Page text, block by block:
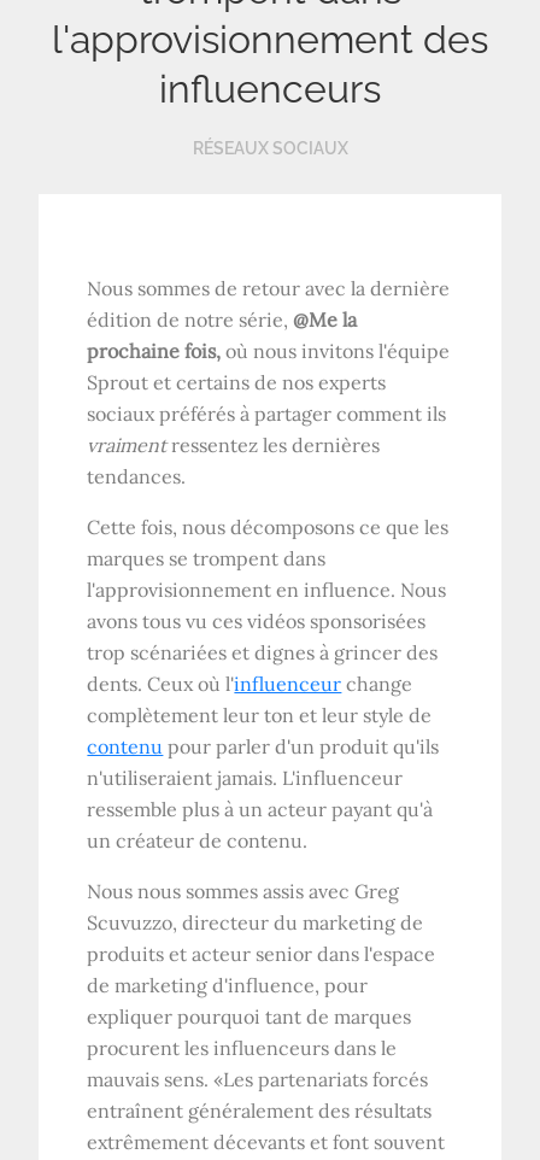
l'approvisionnement des
influenceurs
RÉSEAUX SOCIAUX
Nous sommes de retour avec la dernière
édition de notre série,@Me la
prochaine fois,où nous invitons l'équipe
Sprout et certains de nos experts
sociaux préférés à partager comment ils
vraimentressentez les dernières
tendances.
Cette fois, nous décomposons ce que les
marques se trompent dans
l'approvisionnement en influence. Nous
avons tous vu ces vidéos sponsorisées
trop scénariées et dignes à grincer des
dents. Ceux où l'influenceur change
complètement leur ton et leur style de
contenu pour parler d'un produit qu'ils
n'utiliseraient jamais. L'influenceur
ressemble plus à un acteur payant qu'à
un créateur de contenu.
Nous nous sommes assis avec Greg
Scuvuzzo, directeur du marketing de
produits et acteur senior dans l'espace
de marketing d'influence, pour
expliquer pourquoi tant de marques
procurent les influenceurs dans le
mauvais sens. «Les partenariats forcés
entraînent généralement des résultats
extrêmement décevants et font souvent